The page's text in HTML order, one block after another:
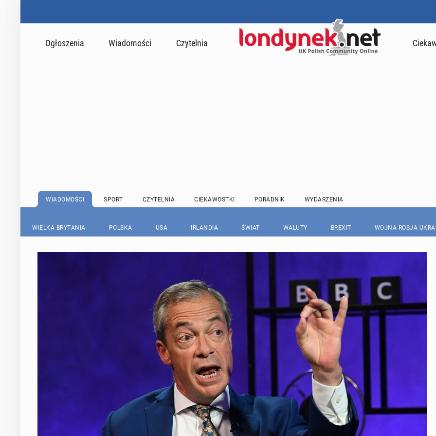
Ogłoszenia Wiadomości Czytelnia
WIADOMOŚCI SPORT CZYTELNIA CIEKAWOSTKI PORADNIK WYDARZENIA
WIELKA BRYTANIA POLSKA USA IRLANDIA ŚWIAT WALUTY BREXIT WOJNA ROSJA-